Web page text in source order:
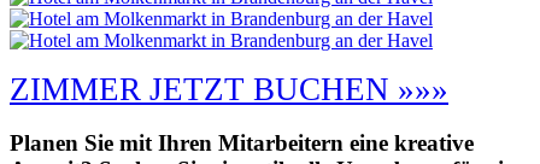
ZIMMER JETZT BUCHEN »»»
Planen Sie mit Ihren Mitarbeitern eine kreative